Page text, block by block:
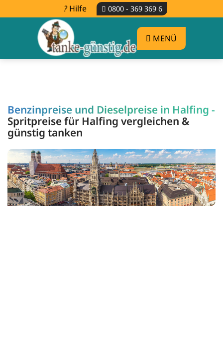
Hilfe 0800 - 369 369 6
MENÜ
Benzinpreise und Dieselpreise in Halfing -
Spritpreise für Halfing vergleichen &
günstig tanken